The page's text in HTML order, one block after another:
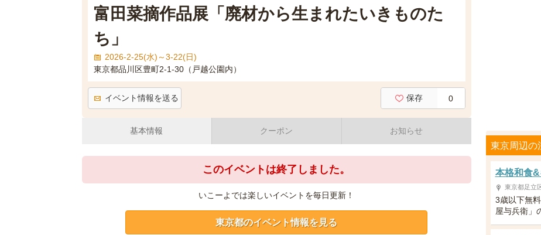
富田菜摘作品展「廃材から生まれたいきものた
ち」
2026-2-25(水)～3-22(日)
東京都品川区豊町2-1-30（戸越公園内）
イベント情報を送る 保存 0
基本情報 クーポン お知らせ
このイベントは終了しました。
いこーよでは楽しいイベントを毎日更新！
東京都のイベント情報を見る
東京周辺の
本格和食&
東京都足立
3歳以下無
屋与兵衛」